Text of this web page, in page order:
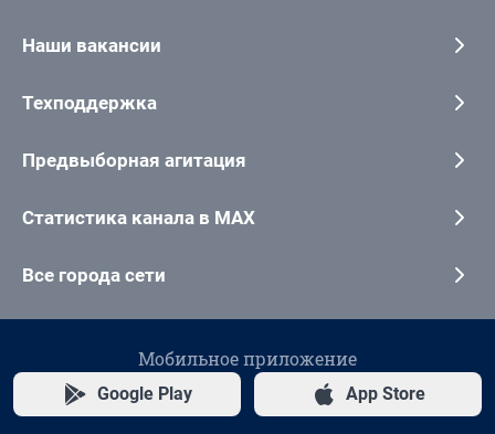
Наши вакансии
Техподдержка
Предвыборная агитация
Статистика канала в MAX
Все города сети
Мобильное приложение
Google Play App Store